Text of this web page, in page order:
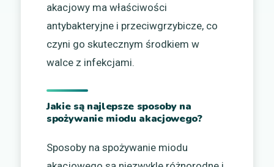
akacjowy ma właściwości
antybakteryjne i przeciwgrzybicze, co
czyni go skutecznym środkiem w
walce z infekcjami.
Jakie są najlepsze sposoby na
spożywanie miodu akacjowego?
Sposoby na spożywanie miodu